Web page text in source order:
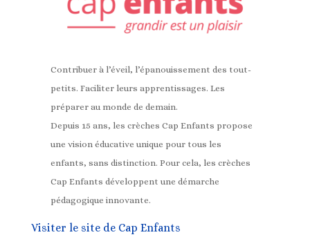
Contribuer à l’éveil, l’épanouissement des tout-
petits. Faciliter leurs apprentissages. Les
préparer au monde de demain.
Depuis 15 ans, les crèches Cap Enfants propose
une vision éducative unique pour tous les
enfants, sans distinction. Pour cela, les crèches
Cap Enfants développent une démarche
pédagogique innovante.
Visiter le site de Cap Enfants